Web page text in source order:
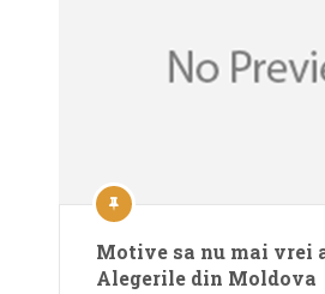
Motive sa nu mai vrei
Alegerile din Moldova